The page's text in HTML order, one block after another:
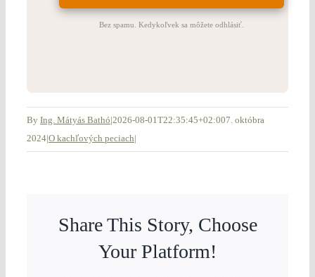
Bez spamu. Kedykoľvek sa môžete odhlásiť.
By Ing. Mátyás Bathó|2026-08-01T22:35:45+02:007. októbra
2024|O kachľových peciach|
Share This Story, Choose
Your Platform!